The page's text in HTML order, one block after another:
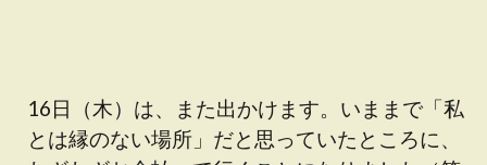
16日（木）は、また出かけます。いままで「私
とは縁のない場所」だと思っていたところに、